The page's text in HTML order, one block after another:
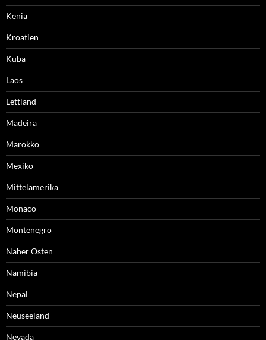
Kenia
Kroatien
Kuba
Laos
Lettland
Madeira
Marokko
Mexiko
Mittelamerika
Monaco
Montenegro
Naher Osten
Namibia
Nepal
Neuseeland
Nevada